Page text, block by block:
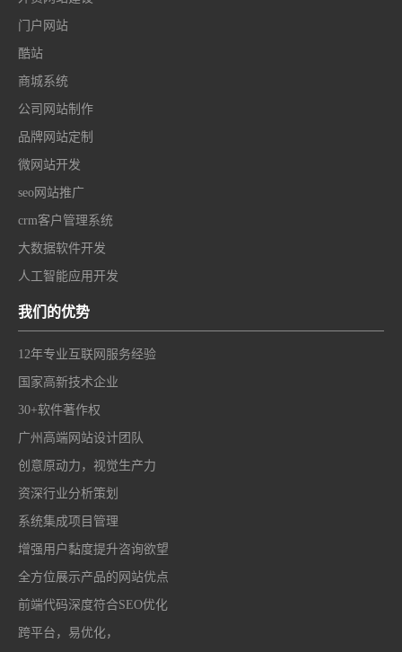
门户网站
酷站
商城系统
公司网站制作
品牌网站定制
微网站开发
seo网站推广
crm客户管理系统
大数据软件开发
人工智能应用开发
我们的优势
12年专业互联网服务经验
国家高新技术企业
30+软件著作权
广州高端网站设计团队
创意原动力，视觉生产力
资深行业分析策划
系统集成项目管理
增强用户黏度提升咨询欲望
全方位展示产品的网站优点
前端代码深度符合SEO优化
跨平台，易优化，